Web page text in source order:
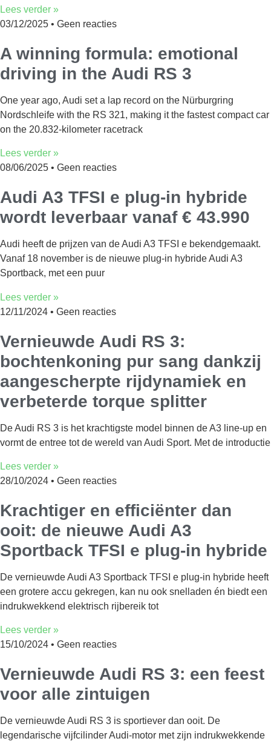
Lees verder »
03/12/2025
Geen reacties
A winning formula: emotional
driving in the Audi RS 3
One year ago, Audi set a lap record on the Nürburgring
Nordschleife with the RS 321, making it the fastest compact car
on the 20.832-kilometer racetrack
Lees verder »
08/06/2025
Geen reacties
Audi A3 TFSI e plug-in hybride
wordt leverbaar vanaf € 43.990
Audi heeft de prijzen van de Audi A3 TFSI e bekendgemaakt.
Vanaf 18 november is de nieuwe plug-in hybride Audi A3
Sportback, met een puur
Lees verder »
12/11/2024
Geen reacties
Vernieuwde Audi RS 3:
bochtenkoning pur sang dankzij
aangescherpte rijdynamiek en
verbeterde torque splitter
De Audi RS 3 is het krachtigste model binnen de A3 line-up en
vormt de entree tot de wereld van Audi Sport. Met de introductie
Lees verder »
28/10/2024
Geen reacties
Krachtiger en efficiënter dan
ooit: de nieuwe Audi A3
Sportback TFSI e plug-in hybride
De vernieuwde Audi A3 Sportback TFSI e plug-in hybride heeft
een grotere accu gekregen, kan nu ook snelladen én biedt een
indrukwekkend elektrisch rijbereik tot
Lees verder »
15/10/2024
Geen reacties
Vernieuwde Audi RS 3: een feest
voor alle zintuigen
De vernieuwde Audi RS 3 is sportiever dan ooit. De
legendarische vijfcilinder Audi-motor met zijn indrukwekkende